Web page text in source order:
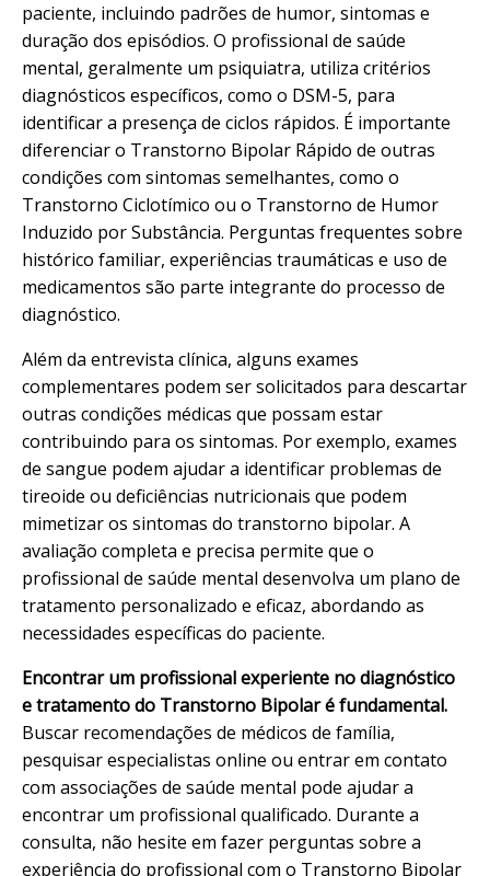
paciente, incluindo padrões de humor, sintomas e
duração dos episódios. O profissional de saúde
mental, geralmente um psiquiatra, utiliza critérios
diagnósticos específicos, como o DSM-5, para
identificar a presença de ciclos rápidos. É importante
diferenciar o Transtorno Bipolar Rápido de outras
condições com sintomas semelhantes, como o
Transtorno Ciclotímico ou o Transtorno de Humor
Induzido por Substância. Perguntas frequentes sobre
histórico familiar, experiências traumáticas e uso de
medicamentos são parte integrante do processo de
diagnóstico.
Além da entrevista clínica, alguns exames
complementares podem ser solicitados para descartar
outras condições médicas que possam estar
contribuindo para os sintomas. Por exemplo, exames
de sangue podem ajudar a identificar problemas de
tireoide ou deficiências nutricionais que podem
mimetizar os sintomas do transtorno bipolar. A
avaliação completa e precisa permite que o
profissional de saúde mental desenvolva um plano de
tratamento personalizado e eficaz, abordando as
necessidades específicas do paciente.
Encontrar um profissional experiente no diagnóstico
e tratamento do Transtorno Bipolar é fundamental.
Buscar recomendações de médicos de família,
pesquisar especialistas online ou entrar em contato
com associações de saúde mental pode ajudar a
encontrar um profissional qualificado. Durante a
consulta, não hesite em fazer perguntas sobre a
experiência do profissional com o Transtorno Bipolar